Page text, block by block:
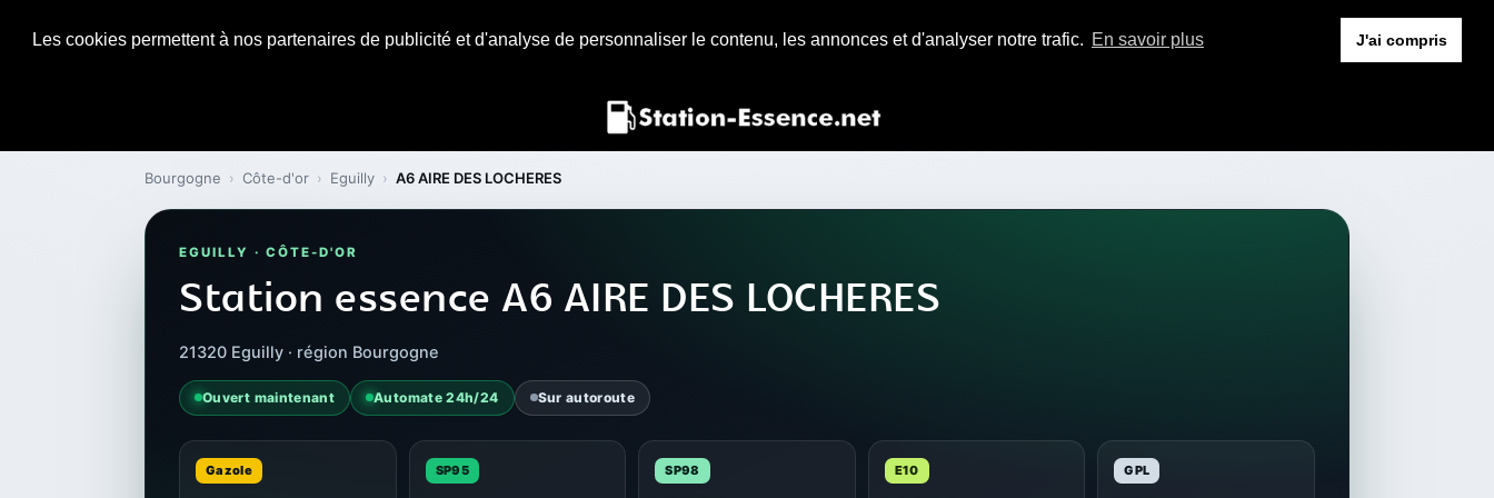
Les cookies permettent à nos partenaires de publicité et d'analyse de personnaliser le contenu, les annonces et d'analyser notre trafic. En savoir plus J'ai compris
Bourgogne › Côte-d'or › Eguilly › A6 AIRE DES LOCHERES
EGUILLY · CÔTE-D'OR
Station essence A6 AIRE DES LOCHERES
21320 Eguilly · région Bourgogne
Ouvert maintenant Automate 24h/24 Sur autoroute
Gazole SP95 SP98 E10 GPL